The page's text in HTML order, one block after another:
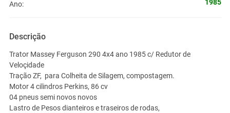
Ano: 1985
Descrição
Trator Massey Ferguson 290 4x4 ano 1985 c/ Redutor de
Veloçidade
Tração ZF, para Colheita de Silagem, compostagem.
Motor 4 cilindros Perkins, 86 cv
04 pneus semi novos novos
Lastro de Pesos dianteiros e traseiros de rodas,